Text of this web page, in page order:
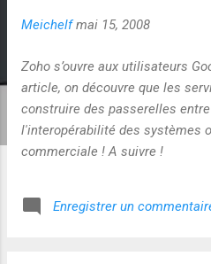
Meichelf mai 15, 2008
Zoho s’ouvre aux utilisateurs
article, on découvre que les
construire des passerelles
l'interopérabilité des systèmes
commerciale ! A suivre !
Enregistrer un